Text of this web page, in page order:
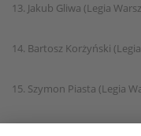
13. Jakub Gliwa (Legia
14. Bartosz Korżyński
15. Szymon Piasta (Legia